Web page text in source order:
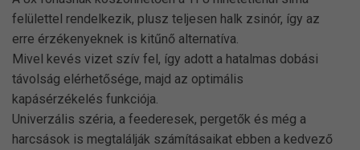
felülettel rendelkezik, plusz teljesen halk zsinór, így az
erre érzékenyeknek is kitűnő alternatíva.
Mivel kevés vizet szív fel, így adott a hatalmas dobási
távolság elérhetősége, majd az optimális
kapásérzékelés funkciója.
Univerzális széria, a feederesek, pergetők és még a
harcsások is megtalálják számításaikat ebben a kedvező